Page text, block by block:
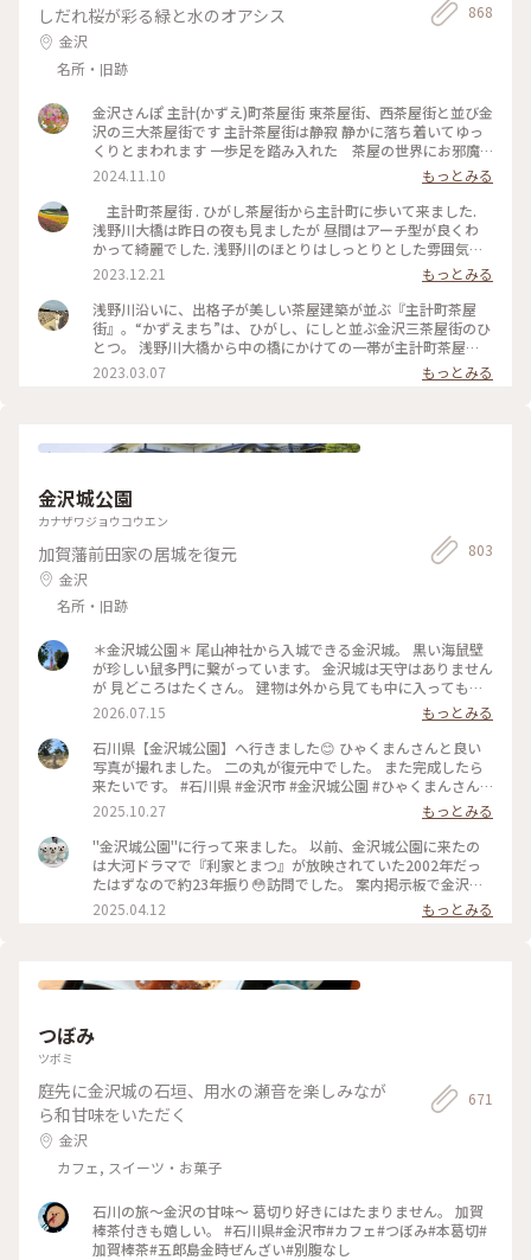
しだれ桜が彩る緑と水のオアシス
金沢
名所・旧跡
868
金沢さんぽ 主計(かずえ)町茶屋街 東茶屋街、西茶屋街と並び金
沢の三大茶屋街です 主計茶屋街は静寂 静かに落ち着いてゆっ
くりとまわれます 一歩足を踏み入れた 茶屋の世界にお邪魔
しますと言う気持ちになっていました😊 朱塗りの料亭や茶屋
が細い路地に並び、千本格子が浅野川沿いにとても綺麗です #
金沢さんぽ #主計町茶屋街 #静寂 #クラシカルな町
2024.11.10
もっとみる
主計町茶屋街 . ひがし茶屋街から主計町に歩いて来ました.
浅野川大橋は昨日の夜も見ましたが 昼間はアーチ型が良くわ
かって綺麗でした. 浅野川のほとりはしっとりとした雰囲気で
す. 主計町は路地や町並みが、昔ながらの城下町の趣が残って
いて、どこか懐かしい気持ちになりました. いよいよ金沢とも
お別れの時間が近づいて来ました. . 📷2023.11.16(木) #ベスト
トリップ2023 #冬の旅 #私のことりっぷ旅 #金沢 #ことりっぷ
金沢 #主計町 #主計町茶屋街 #浅野川大橋 #浅野川 #金沢ことり
2023.12.21
もっとみる
浅野川沿いに、出格子が美しい茶屋建築が並ぶ『主計町茶屋
街』。“かずえまち”は、ひがし、にしと並ぶ金沢三茶屋街のひ
とつ。 浅野川大橋から中の橋にかけての一帯が主計町茶屋
街。5枚目の中の橋は歩行者専用のレトロな木造の橋。 #石川#
金沢#主計町茶屋街#城下町#レトロ#石川の近代建築#古い町並
2023.03.07 もっとみる
金沢城公園
カナザワジョウコウエン
加賀藩前田家の居城を復元
金沢
名所・旧跡
803
＊金沢城公園＊ 尾山神社から入城できる金沢城。 黒い海鼠壁
が珍しい鼠多門に繋がっています。 金沢城は天守はありません
が 見どころはたくさん。 建物は外から見ても中に入ってもと
ても綺麗。 歩いていると 石垣の高さや緑の多さに目がいきま
した。 雪や雨が多い北陸らしい雰囲気を 感じられる場所で 普
段住んでいる地域では見られない 景色や工夫がたくさん。 新
しい発見が多くて楽しかったです。 #ひみつの絶景 #私のこと
りっぷ旅 #夏の金沢旅2026 #JR西日本全線乗り放題 #日帰り旅
2026.07.15
もっとみる
石川県【金沢城公園】へ行きました😊 ひゃくまんさんと良い
写真が撮れました。 二の丸が復元中でした。 また完成したら
来たいです。 #石川県 #金沢市 #金沢城公園 #ひゃくまんさん #
観光 #前田利家 #前田利家像
2025.10.27
もっとみる
"金沢城公園"に行って来ました。 以前、金沢城公園に来たの
は大河ドラマで『利家とまつ』が放映されていた2002年だっ
たはずなので約23年振り😳訪問でした。 案内掲示板で金沢城
の御朱印があることを知り、販売場所である"五十間長屋"を目
指しました。 五十間長屋は入館料が必要な施設なのですが、
ジョンと、城下町を流れる『辰巳用水』バージョンがありまし
いました。二の丸御殿はお殿様の住まいや政務の場として使わ
ぁ」とウキウキしながら調べてみると、完成なで数十年かかる
ようです😨 #金沢市 #御朱印 #アートな景色 #３８金沢観光
2025.04.12 もっとみる
つぼみ
ツボミ
庭先に金沢城の石垣、用水の瀬音を楽しみなが
ら和甘味をいただく
金沢
カフェ, スイーツ・お菓子
671
石川の旅～金沢の甘味～ 葛切り好きにはたまりません。 加賀
棒茶付きも嬉しい。 #石川県#金沢市#カフェ#つぼみ#本葛切#
加賀棒茶#五郎島金時ぜんざい#別腹なし